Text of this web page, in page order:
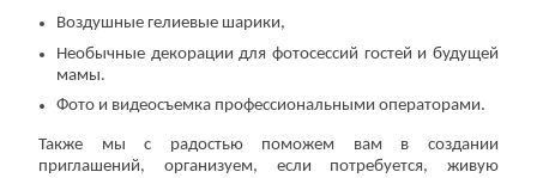
Воздушные гелиевые шарики,
Необычные декорации для фотосессий гостей и будущей
мамы.
Фото и видеосъемка профессиональными операторами.
Также мы с радостью поможем вам в создании
приглашений, организуем, если потребуется, живую